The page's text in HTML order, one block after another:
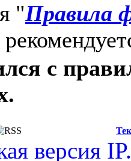
"Правила
с
версия